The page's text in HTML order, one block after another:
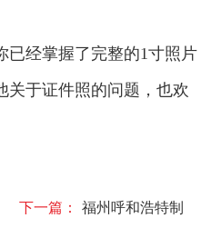
已经掌握了完整的1寸照片
关于证件照的问题，也欢
下一篇： 福州呼和浩特制